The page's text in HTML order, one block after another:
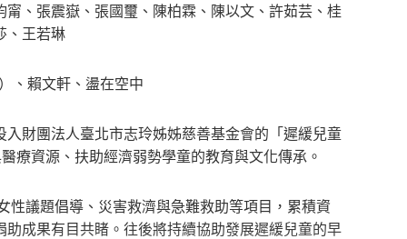
、張震嶽、張國璽、陳柏霖、陳以文、許茹芸、桂
、王若琳
、賴文軒、盪在空中
財團法人臺北市志玲姊姊慈善基金會的「遲緩兒童
療資源、扶助經濟弱勢學童的教育與文化傳承。
議題倡導、災害救濟與急難救助等項目，累積資
成果有目共睹。往後將持續協助發展遲緩兒童的早